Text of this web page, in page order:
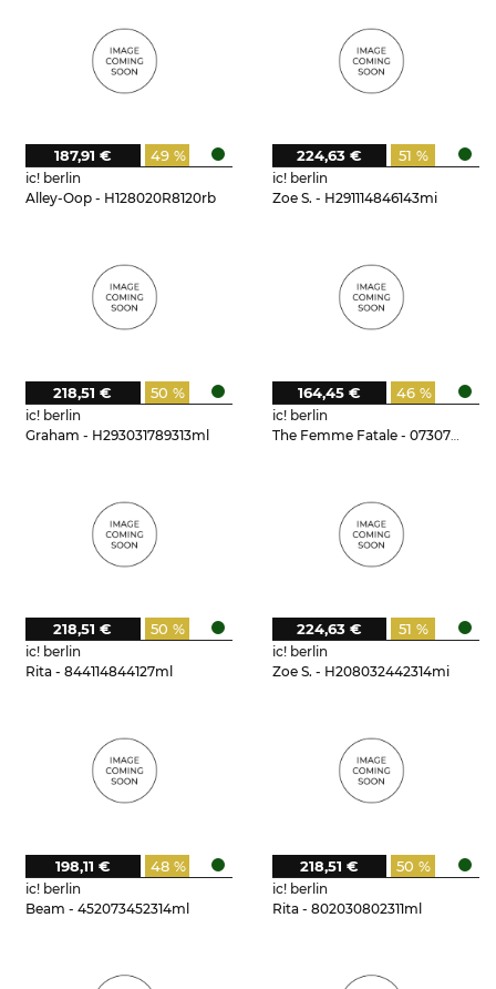
ic! berlin
Alley-Oop - H128020R8120rb
49 %
187,91 €
ic! berlin
Zoe S. - H291114846143mi
51 %
224,63 €
ic! berlin
Graham - H293031789313ml
50 %
218,51 €
ic! berlin
The Femme Fatale - 073073t15125do
46 %
164,45 €
ic! berlin
Rita - 844114844127ml
50 %
218,51 €
ic! berlin
Zoe S. - H208032442314mi
51 %
224,63 €
ic! berlin
Beam - 452073452314ml
48 %
198,11 €
ic! berlin
Rita - 802030802311ml
50 %
218,51 €